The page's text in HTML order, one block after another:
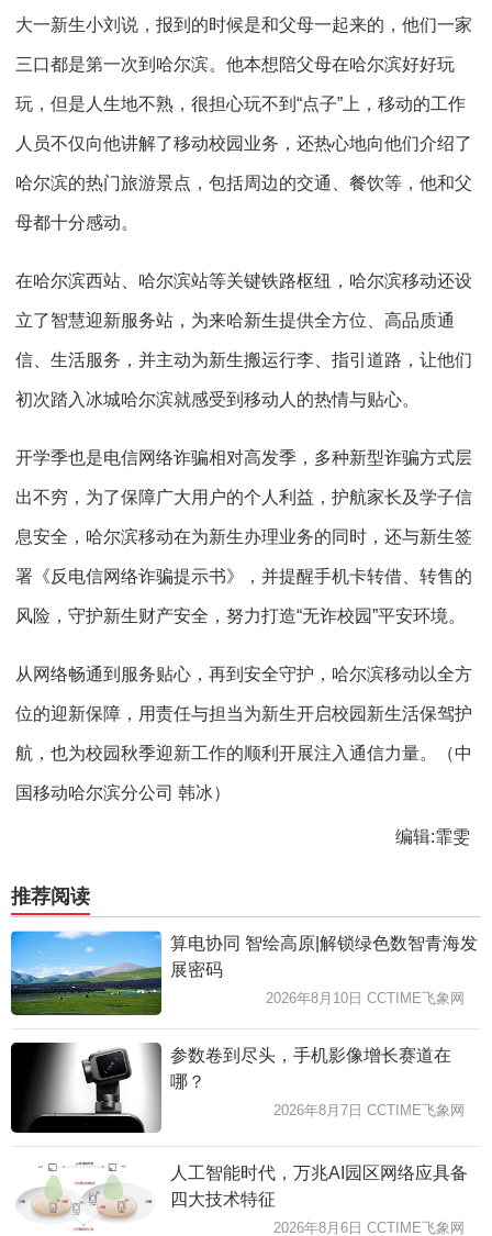
大一新生小刘说，报到的时候是和父母一起来的，他们一家
三口都是第一次到哈尔滨。他本想陪父母在哈尔滨好好玩
玩，但是人生地不熟，很担心玩不到“点子”上，移动的工作
人员不仅向他讲解了移动校园业务，还热心地向他们介绍了
哈尔滨的热门旅游景点，包括周边的交通、餐饮等，他和父
母都十分感动。
在哈尔滨西站、哈尔滨站等关键铁路枢纽，哈尔滨移动还设
立了智慧迎新服务站，为来哈新生提供全方位、高品质通
信、生活服务，并主动为新生搬运行李、指引道路，让他们
初次踏入冰城哈尔滨就感受到移动人的热情与贴心。
开学季也是电信网络诈骗相对高发季，多种新型诈骗方式层
出不穷，为了保障广大用户的个人利益，护航家长及学子信
息安全，哈尔滨移动在为新生办理业务的同时，还与新生签
署《反电信网络诈骗提示书》，并提醒手机卡转借、转售的
风险，守护新生财产安全，努力打造“无诈校园”平安环境。
从网络畅通到服务贴心，再到安全守护，哈尔滨移动以全方
位的迎新保障，用责任与担当为新生开启校园新生活保驾护
航，也为校园秋季迎新工作的顺利开展注入通信力量。（中
国移动哈尔滨分公司 韩冰）
编辑:霏雯
推荐阅读
算电协同 智绘高原|解锁绿色数智青海发
展密码
2026年8月10日 CCTIME飞象网
参数卷到尽头，手机影像增长赛道在
哪？
2026年8月7日 CCTIME飞象网
人工智能时代，万兆AI园区网络应具备
四大技术特征
2026年8月6日 CCTIME飞象网